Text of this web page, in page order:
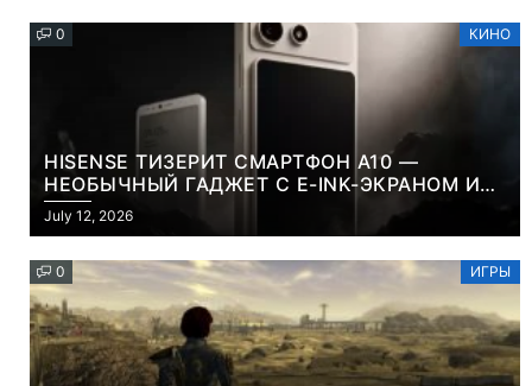
0 КИНО
HISENSE ТИЗЕРИТ СМАРТФОН A10 —
НЕОБЫЧНЫЙ ГАДЖЕТ С E-INK-ЭКРАНОМ И
СЪЕМНОЙ LCD-ПАНЕЛЬЮ ДЛЯ ЦВЕТНОГО
КОНТЕНТА И СОЦСЕТЕЙ
July 12, 2026
0 ИГРЫ